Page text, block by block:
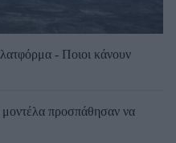
- Ποιοι κάνουν
προσπάθησαν να